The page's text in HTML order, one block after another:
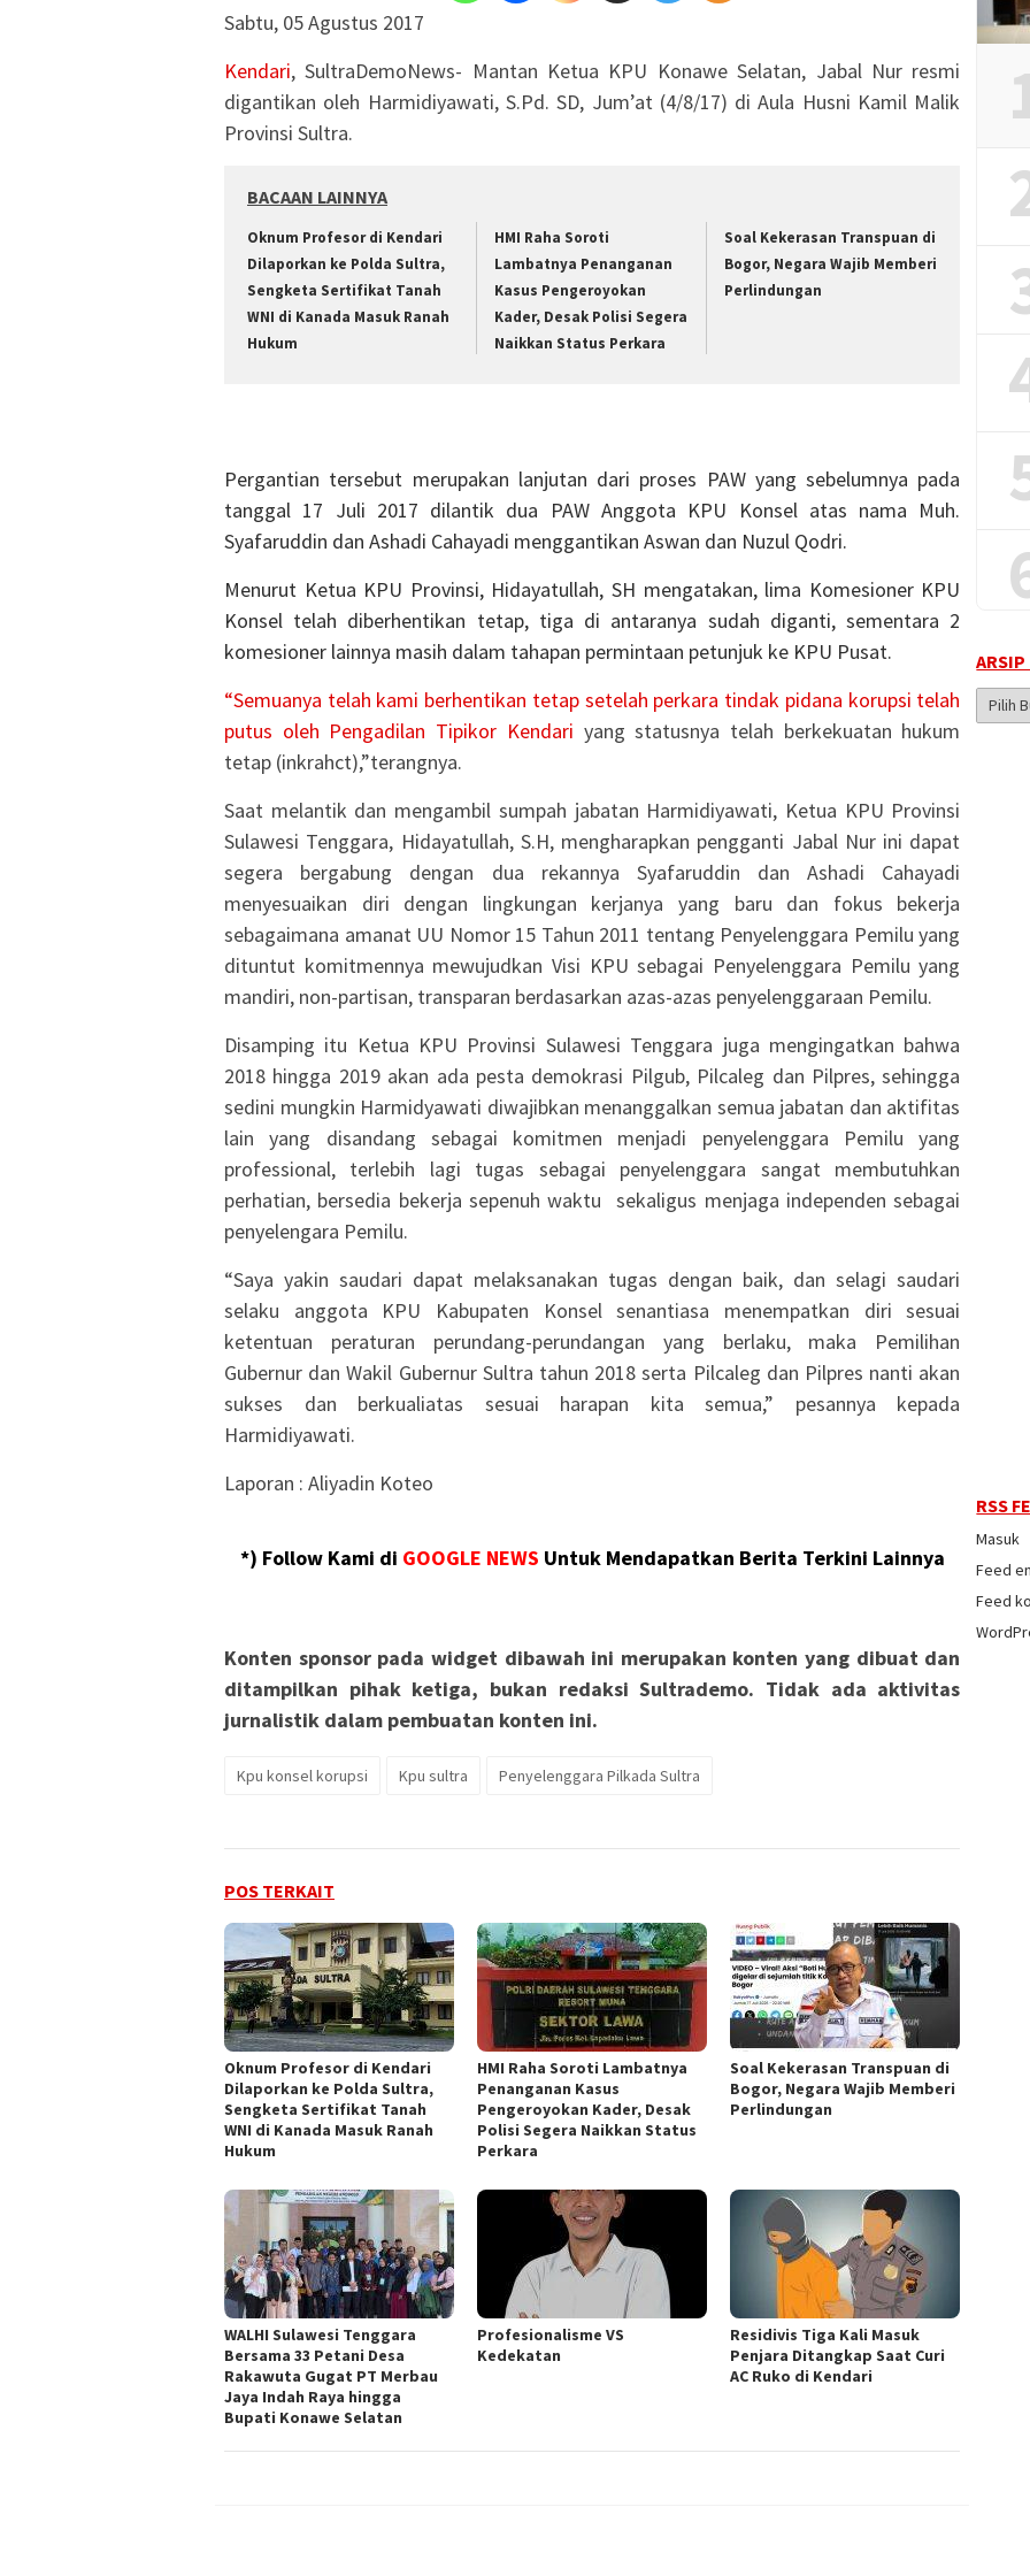
Sabtu, 05 Agustus 2017
Kendari, SultraDemoNews- Mantan Ketua KPU Konawe Selatan, Jabal Nur resmi
digantikan oleh Harmidiyawati, S.Pd. SD, Jum’at (4/8/17) di Aula Husni Kamil Malik
Provinsi Sultra.
BACAAN LAINNYA
Oknum Profesor di Kendari
Dilaporkan ke Polda Sultra,
Sengketa Sertifikat Tanah
WNI di Kanada Masuk Ranah
Hukum
HMI Raha Soroti
Lambatnya Penanganan
Kasus Pengeroyokan
Kader, Desak Polisi Segera
Naikkan Status Perkara
‎Soal Kekerasan Transpuan di
Bogor, Negara Wajib Memberi
Perlindungan
Pergantian tersebut merupakan lanjutan dari proses PAW yang sebelumnya pada
tanggal 17 Juli 2017 dilantik dua PAW Anggota KPU Konsel atas nama Muh.
Syafaruddin dan Ashadi Cahayadi menggantikan Aswan dan Nuzul Qodri.
Menurut Ketua KPU Provinsi, Hidayatullah, SH mengatakan, lima Komesioner KPU
Konsel telah diberhentikan tetap, tiga di antaranya sudah diganti, sementara 2
komesioner lainnya masih dalam tahapan permintaan petunjuk ke KPU Pusat.
“Semuanya telah kami berhentikan tetap setelah perkara tindak pidana korupsi telah
putus oleh Pengadilan Tipikor Kendari yang statusnya telah berkekuatan hukum
tetap (inkrahct),”terangnya.
Saat melantik dan mengambil sumpah jabatan Harmidiyawati, Ketua KPU Provinsi
Sulawesi Tenggara, Hidayatullah, S.H, mengharapkan pengganti Jabal Nur ini dapat
segera bergabung dengan dua rekannya Syafaruddin dan Ashadi Cahayadi
menyesuaikan diri dengan lingkungan kerjanya yang baru dan fokus bekerja
sebagaimana amanat UU Nomor 15 Tahun 2011 tentang Penyelenggara Pemilu yang
dituntut komitmennya mewujudkan Visi KPU sebagai Penyelenggara Pemilu yang
mandiri, non-partisan, transparan berdasarkan azas-azas penyelenggaraan Pemilu.
Disamping itu Ketua KPU Provinsi Sulawesi Tenggara juga mengingatkan bahwa
2018 hingga 2019 akan ada pesta demokrasi Pilgub, Pilcaleg dan Pilpres, sehingga
sedini mungkin Harmidyawati diwajibkan menanggalkan semua jabatan dan aktifitas
lain yang disandang sebagai komitmen menjadi penyelenggara Pemilu yang
professional, terlebih lagi tugas sebagai penyelenggara sangat membutuhkan
perhatian, bersedia bekerja sepenuh waktu sekaligus menjaga independen sebagai
penyelengara Pemilu.
“Saya yakin saudari dapat melaksanakan tugas dengan baik, dan selagi saudari
selaku anggota KPU Kabupaten Konsel senantiasa menempatkan diri sesuai
ketentuan peraturan perundang-perundangan yang berlaku, maka Pemilihan
Gubernur dan Wakil Gubernur Sultra tahun 2018 serta Pilcaleg dan Pilpres nanti akan
sukses dan berkualiatas sesuai harapan kita semua,” pesannya kepada
Harmidiyawati.
Laporan : Aliyadin Koteo
*) Follow Kami di GOOGLE NEWS Untuk Mendapatkan Berita Terkini Lainnya
Konten sponsor pada widget dibawah ini merupakan konten yang dibuat dan
ditampilkan pihak ketiga, bukan redaksi Sultrademo. Tidak ada aktivitas
jurnalistik dalam pembuatan konten ini.
Kpu konsel korupsi Kpu sultra Penyelenggara Pilkada Sultra
POS TERKAIT
Oknum Profesor di Kendari
Dilaporkan ke Polda Sultra,
Sengketa Sertifikat Tanah
WNI di Kanada Masuk Ranah
Hukum
HMI Raha Soroti Lambatnya
Penanganan Kasus
Pengeroyokan Kader, Desak
Polisi Segera Naikkan Status
Perkara
‎Soal Kekerasan Transpuan di
Bogor, Negara Wajib Memberi
Perlindungan
WALHI Sulawesi Tenggara
Bersama 33 Petani Desa
Rakawuta Gugat PT Merbau
Jaya Indah Raya hingga
Bupati Konawe Selatan
Profesionalisme VS
Kedekatan
Residivis Tiga Kali Masuk
Penjara Ditangkap Saat Curi
AC Ruko di Kendari
Arsip
Berita
RSS
Masuk
Feed
Feed